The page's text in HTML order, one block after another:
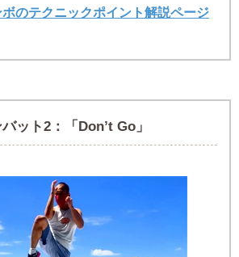
のテクニックポイント解説ページ
ット2：「Don’t Go」